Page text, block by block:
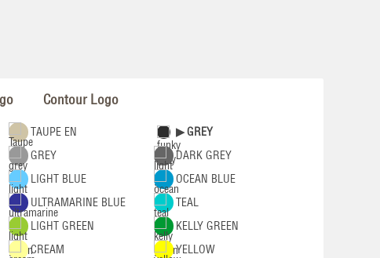
Contour Logo
TAUPE EN
GREY
GREY
DARK GREY
LIGHT BLUE
OCEAN BLUE
ULTRAMARINE BLUE
TEAL
LIGHT GREEN
KELLY GREEN
CREAM
YELLOW